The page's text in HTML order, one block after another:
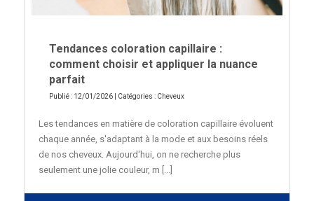
Tendances coloration capillaire :
comment choisir et appliquer la nuance
parfait
Publié : 12/01/2026 | Catégories : Cheveux
Les tendances en matière de coloration capillaire évoluent
chaque année, s'adaptant à la mode et aux besoins réels
de nos cheveux. Aujourd'hui, on ne recherche plus
seulement une jolie couleur, m [...]